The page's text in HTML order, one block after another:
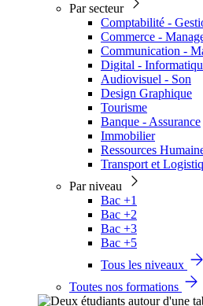
Par secteur
Comptabilité -
Commerce -
Communication -
Digital -
Audiovisuel - Son
Design Graphique
Tourisme
Banque - Assurance
Immobilier
Ressources
Transport et
Par niveau
Bac +1
Bac +2
Bac +3
Bac +5
Tous les niveaux
Toutes nos formations